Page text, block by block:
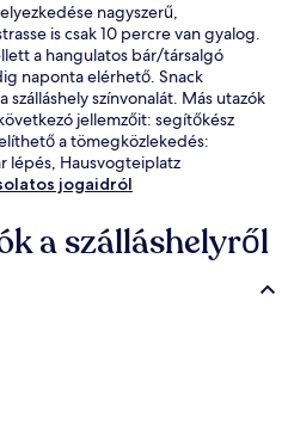
nagyszerű,
is csak 10 percre van gyalog.
a hangulatos bár/társalgó
naponta elérhető. Snack
színvonalát. Más utazók
jellemzőit: segítőkész
a tömegközlekedés:
lépés, Hausvogteiplatz
jogaidról
a szálláshelyről